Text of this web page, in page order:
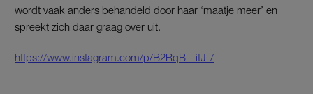
wordt vaak anders behandeld door haar ‘maatje meer’ en
spreekt zich daar graag over uit.
https://www.instagram.com/p/B2RqB-_itJ-/